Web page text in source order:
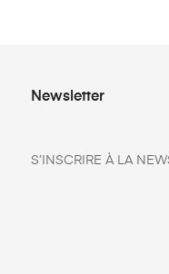
Newsletter
S’INSCRIRE À LA